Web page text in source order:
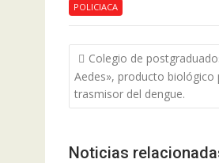
POLICIACA
Navegación
de
entradas
Colegio de
Aedes», producto
trasmisor del dengue.
Noticias